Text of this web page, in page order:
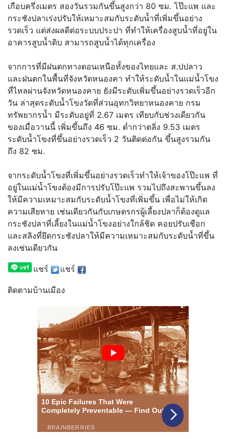
เกือบครึ่งเมตร สองวันรวมกันขึ้นสูงกว่า 80 ซม. โป๊ะแพ และ
กระชังปลาเร่งปรับให้เหมาะสมกับระดับน้ำที่เพิ่มขึ้นอย่าง
รวดเร็ว แต่ส่งผลดีต่อระบบประปา ที่ทำให้เครื่องสูบน้ำที่อยู่ใน
อาคารสูบน้ำดิบ สามารถสูบน้ำได้ทุกเครื่อง
จากการที่มีฝนตกทางตอนเหนือทั้งของไทยและ ส.ปปลาว
และฝนตกในพื้นที่จังหวัดหนองคา ทำให้ระดับน้ำในแม่น้ำโขง
ที่ไหลผ่านจังหวัดหนองคาย ยังมีระดับเพิ่มขึ้นอย่างรวดเร็วอีก
วัน ล่าสุดระดับน้ำโขงวัดที่ส่วนอุทกวิทยาหนองคาย กรม
ทรัพยากรน้ำ มีระดับอยู่ที่ 2.67 เมตร เทียบกับช่วงเดียวกัน
ของเมื่อวานนี้ เพิ่มขึ้นถึง 46 ซม. ต่ำกว่าตลิ่ง 9.53 เมตร
ระดับน้ำโขงที่ขึ้นอย่างรวดเร็ว 2 วันติดต่อกัน ขึ้นสูงรวมกัน
ถึง 82 ซม.
จากระดับน้ำโขงที่เพิ่มขึ้นอย่างรวดเร็วทำให้เจ้าของโป๊ะแพ ที่
อยู่ในแม่น้ำโขงต้องมีการปรับโป๊ะแพ รวมไปถึงสะพานขึ้นลง
ให้มีความเหมาะสมกับระดับน้ำโขงที่เพิ่มขึ้น เพื่อไม่ให้เกิด
ความเสียหาย เช่นเดียวกันกับเกษตรกรผู้เลี้ยงปลาก็ต้องดูแล
กระชังปลาที่เลี้ยงในแม่น้ำโขงอย่างใกล้ชิด คอยปรับเชือก
และสลิงที่ยึดกระชังปลาให้มีความเหมาะสมกับระดับน้ำที่ขึ้น
ลงเช่นเดียวกัน
แชร์ แชร์
ติดตามบ้านเมือง